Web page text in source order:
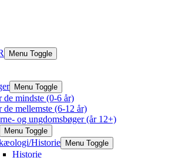
Menu Toggle
Menu Toggle
de mindste (0-6 år)
de mellemste (6-12 år)
og ungdomsbøger (år 12+)
Menu Toggle
Historie Menu Toggle
Historie